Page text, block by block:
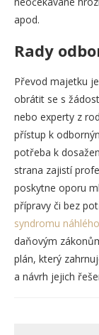
apod.
Rady
Převod majetku
obrátit se s
nebo experty z
přístup k
potřeba k
strana zajistí
poskytne oporu
přípravy či bez
syndromu
daňovým
plán, který
a návrh jejich